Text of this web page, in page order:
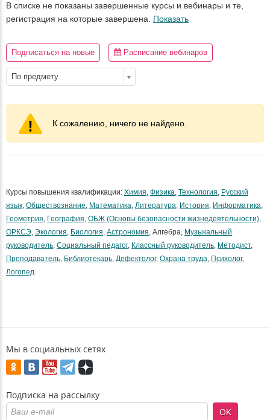
В списке не показаны завершенные курсы и вебинары и те,
регистрация на которые завершена. Показать
Подписаться на новые Расписание вебинаров
По предмету
К сожалению, ничего не найдено.
Курсы повышения квалификации: Химия, Физика, Технология, Русский
язык, Обществознание, Математика, Литература, История, Информатика,
Геометрия, География, ОБЖ (Основы безопасности жизнедеятельности),
ОРКСЭ, Экология, Биология, Астрономия, Алгебра, Музыкальный
руководитель, Социальный педагог, Классный руководитель, Методист,
Преподаватель, Библиотекарь, Дефектолог, Охрана труда, Психолог,
Логопед.
Мы в социальных сетях
Подписка на рассылку
OK